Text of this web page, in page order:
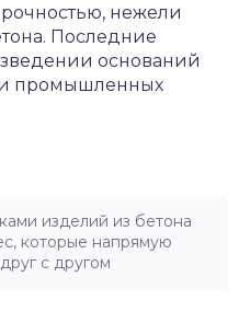
нежели
Последние
оснований
промышленных
изделий из бетона
которые напрямую
с другом